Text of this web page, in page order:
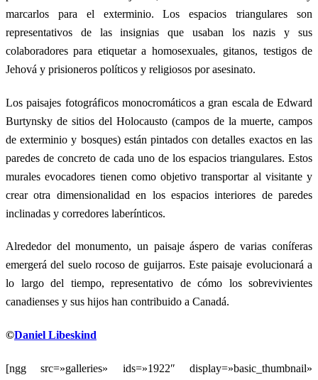
marcarlos para el exterminio. Los espacios triangulares son
representativos de las insignias que usaban los nazis y sus
colaboradores para etiquetar a homosexuales, gitanos, testigos de
Jehová y prisioneros políticos y religiosos por asesinato.
Los paisajes fotográficos monocromáticos a gran escala de Edward
Burtynsky de sitios del Holocausto (campos de la muerte, campos
de exterminio y bosques) están pintados con detalles exactos en las
paredes de concreto de cada uno de los espacios triangulares. Estos
murales evocadores tienen como objetivo transportar al visitante y
crear otra dimensionalidad en los espacios interiores de paredes
inclinadas y corredores laberínticos.
Alrededor del monumento, un paisaje áspero de varias coníferas
emergerá del suelo rocoso de guijarros. Este paisaje evolucionará a
lo largo del tiempo, representativo de cómo los sobrevivientes
canadienses y sus hijos han contribuido a Canadá.
©Daniel Libeskind
[ngg src=»galleries» ids=»1922″ display=»basic_thumbnail»